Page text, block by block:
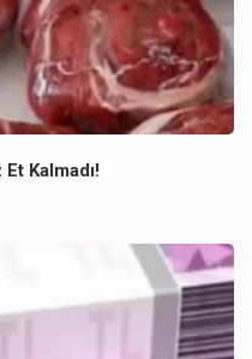
Kalmadı!